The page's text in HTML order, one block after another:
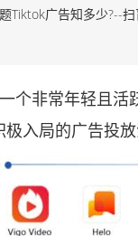
广告知多少?--扫
非常年轻且活
入局的广告投放